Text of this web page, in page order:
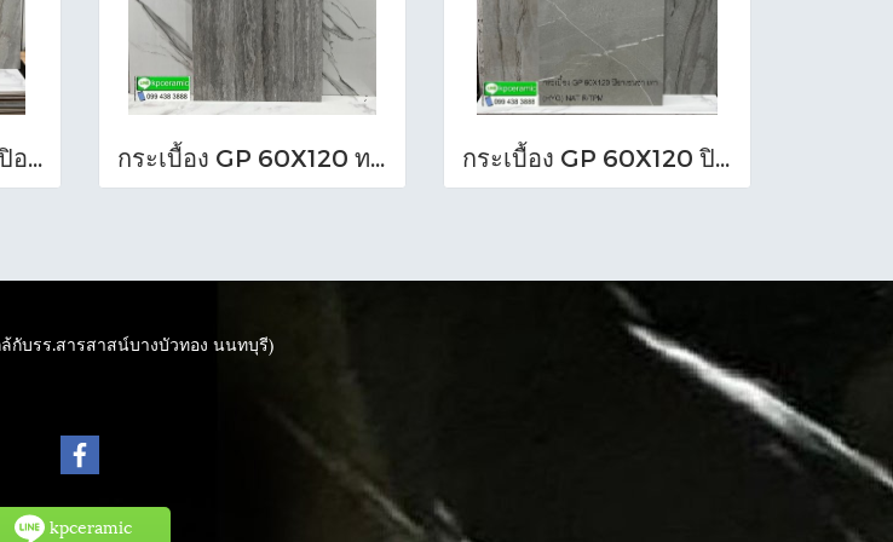
กระเบื้อง GP60X120ปิอาเซนซ่า เทาเข้ม (HYG)NAT RTPM กระเบื้อง GP 60X120 ทราวาทีน เทา (POL)ตัดขอบ PM กระเบื้อง GP 60X120 ปิอาเซนซ่า เทา (HYG) NAT R/TPM
ล้กับรร.สารสาสน์บางบัวทอง นนทบุรี)
kpceramic